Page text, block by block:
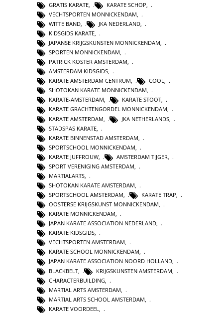
GRATIS KARATE
KARATE SCHOP
VECHTSPORTEN MONNICKENDAM
WITTE BAND
JKA NEDERLAND
KIDSGIDS KARATE
JAPANSE KRIJGSKUNSTEN MONNICKENDAM,
SPORTEN MONNICKENDAM,
PATRICK KOSTER AMSTERDAM,
AMSTERDAM KIDSGIDS,
KARATE AMSTERDAM CENTRUM, COOL,
SHOTOKAN KARATE MONNICKENDAM,
KARATE-AMSTERDAM, KARATE STOOT,
KARATE GRACHTENGORDEL MONNICKENDAM,
KARATE AMSTERDAM
JKA NETHERLANDS
STADSPAS KARATE
KARATE BINNENSTAD AMSTERDAM
SPORTSCHOOL MONNICKENDAM
KARATE JUFFROUW
AMSTERDAM TIJGER
SPORT VERENIGING AMSTERDAM
MARTIALARTS
SHOTOKAN KARATE AMSTERDAM
SPORTSCHOOL AMSTERDAM, KARATE TRAP,
OOSTERSE KRIJGSKUNST MONNICKENDAM,
KARATE MONNICKENDAM,
JAPAN KARATE ASSOCIATION NEDERLAND,
KARATE KIDSGIDS,
VECHTSPORTEN AMSTERDAM,
KARATE SCHOOL MONNICKENDAM,
JAPAN KARATE ASSOCIATION NOORD HOLLAND,
BLACKBELT
KRIJGSKUNSTEN AMSTERDAM
CHARACTERBUILDING
MARTIAL ARTS AMSTERDAM
MARTIAL ARTS SCHOOL AMSTERDAM
KARATE VOORDEEL